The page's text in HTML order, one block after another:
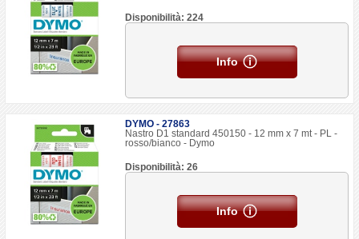
Disponibilità: 224
Info
DYMO - 27863
Nastro D1 standard 450150 - 12 mm x 7 mt - PL -
rosso/bianco - Dymo
Disponibilità: 26
Info